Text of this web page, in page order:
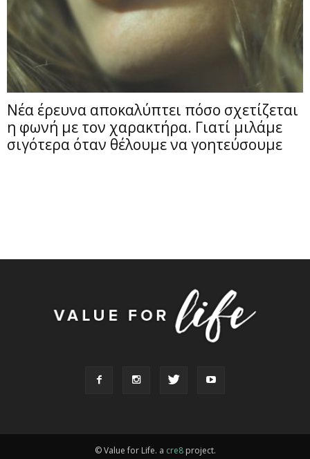
Νέα έρευνα αποκαλύπτει πόσο σχετίζεται
η φωνή με τον χαρακτήρα. Γιατί μιλάμε
σιγότερα όταν θέλουμε να γοητεύσουμε
© Value for Life. a cre8project.